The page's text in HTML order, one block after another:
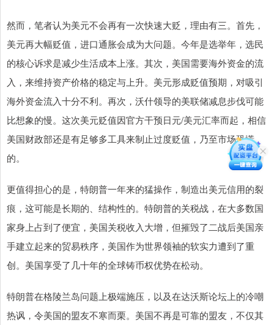
然而，笔者认为美元不会再有一次快速大贬，理由有三。首先，
美元再大幅贬值，进口通胀会成为大问题。今年是选举年，选民
的核心诉求是减少生活成本上涨。其次，美国需要海外资金的流
入，来维持资产价格的稳定与上升。美元形成贬值预期，对吸引
海外资金流入十分不利。再次，沃什领导的美联储减息步伐可能
比想象的慢。这次美元贬值因官方干预日元/美元汇率而起，相信
美国财政部还是有足够多工具来制止过度贬值，乃至市场恐慌
的。
更值得担心的是，特朗普一年来的猛操作，制造出美元信用的裂
痕，这可能是长期的、结构性的。特朗普的关税战，在大多数国
家身上占到了便宜，美国关税收入大增，但摧毁了二战后美国亲
手建立起来的贸易秩序，美国作为世界领袖的软实力遭到了重
创。美国享受了几十年的全球铸币权优势在松动。
特朗普在格陵兰岛问题上极端施压，以及在达沃斯论坛上的冷嘲
热讽，令美国的盟友不寒而栗。美国不再是可靠的盟友，不仅其